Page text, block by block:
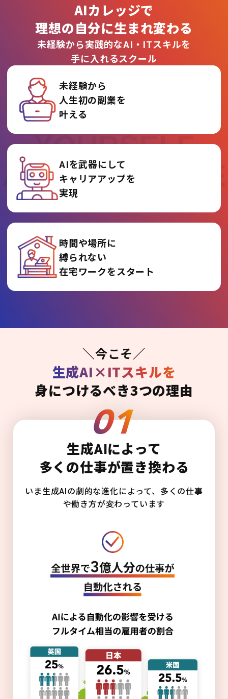
REINVENT
YOURSELF
AT AI COLLEGE
AIカレッジで
理想の自分に生まれ変わる
未経験から実践的なAI・ITスキルを
手に入れるスクール
未経験から
人生初の副業を
叶える
AIを武器にして
キャリアアップを
実現
時間や場所に
縛られない
在宅ワークをスタート
＼今こそ／
生成AI×ITスキルを
身につけるべき3つの理由
生成AIによって
多くの仕事が置き換わる
いま生成AIの劇的な進化によって、多くの仕事
や働き方が変わっています